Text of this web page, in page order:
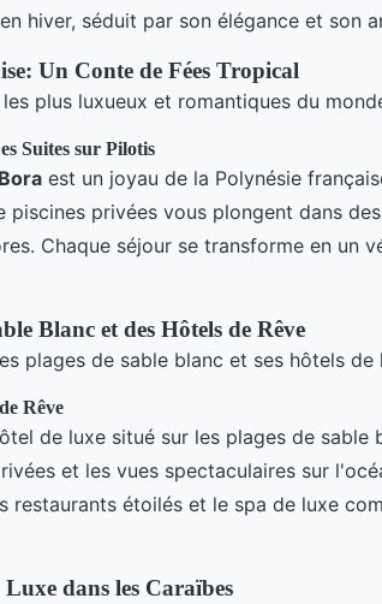
hiver, séduit par son élégance et son
Un Conte de Fées Tropical
plus luxueux et romantiques du
Suites sur Pilotis
est un joyau de la Polynésie
privées vous plongent dans
Chaque séjour se transforme en un
Blanc et des Hôtels de Rêve
plages de sable blanc et ses hôtels de
Rêve
de luxe situé sur les plages de sable
et les vues spectaculaires sur
restaurants étoilés et le spa de luxe
dans les Caraïbes